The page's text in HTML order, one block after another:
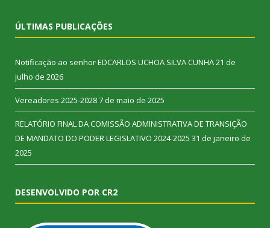
ÚLTIMAS PUBLICAÇÕES
Notificação ao senhor EDCARLOS UCHOA SILVA CUNHA21 de
julho de 2026
Vereadores 2025-20287 de maio de 2025
RELATÓRIO FINAL DA COMISSÃO ADMINISTRATIVA DE TRANSIÇÃO
DE MANDATO DO PODER LEGISLATIVO 2024-2025 31 de janeiro de
2025
DESENVOLVIDO POR CR2